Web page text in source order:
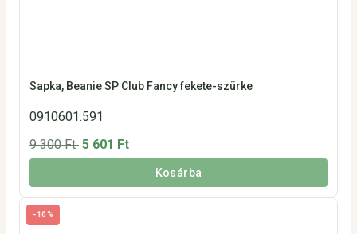
Sapka, Beanie SP Club Fancy fekete-szürke
0910601.591
9 300 Ft 5 601 Ft
Kosárba
-10%